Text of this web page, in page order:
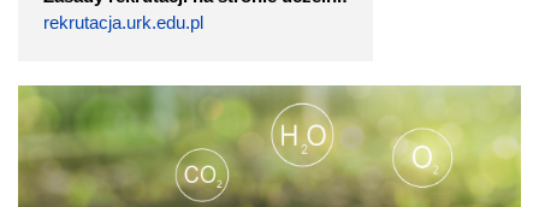
rekrutacja.urk.edu.pl